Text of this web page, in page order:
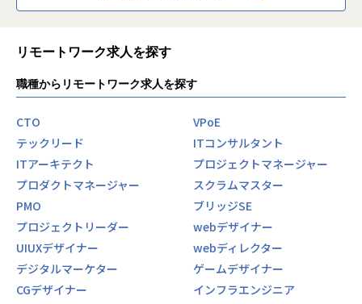
リモートワーク求人を探す
職種からリモートワーク求人を探す
CTO
VPoE
テックリード
ITコンサルタント
ITアーキテクト
プロジェクトマネージャー
プロダクトマネージャー
スクラムマスター
PMO
ブリッジSE
プロジェクトリーダー
webデザイナー
UIUXデザイナー
webディレクター
デジタルマーケター
ゲームデザイナー
CGデザイナー
インフラエンジニア